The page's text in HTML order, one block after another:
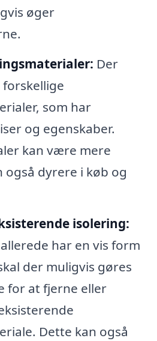
øger
Der
som har
og egenskaber.
kan være mere
også dyrere i køb og
isolering:
har en vis form
der muligvis gøres
for at fjerne eller
Dette kan også